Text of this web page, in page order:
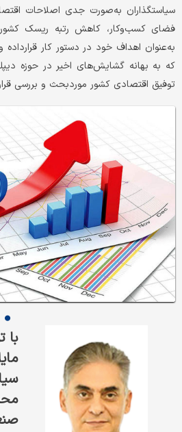
سیاستگذاران به‌صورت جدی اصلاحات
فضای کسب‌وکار، کاهش رتبه ریسک کشور
به‌عنوان اهداف خود در دستور کار
که به بهانه گشایش‌های اخیر در حوزه
توفیق اقتصادی کشور موردبحث و بررسی
با